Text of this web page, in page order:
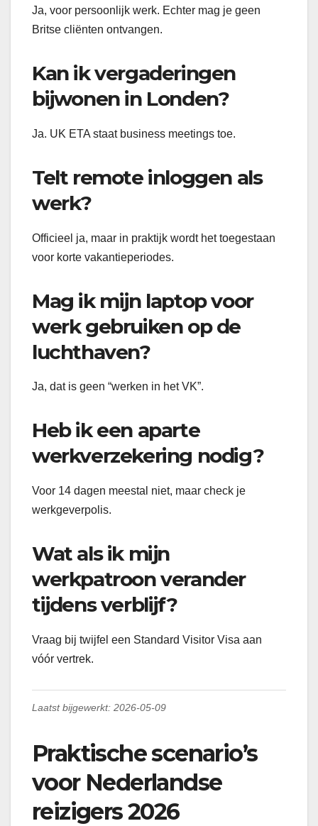
Ja, voor persoonlijk werk. Echter mag je geen
Britse cliënten ontvangen.
Kan ik vergaderingen
bijwonen in Londen?
Ja. UK ETA staat business meetings toe.
Telt remote inloggen als
werk?
Officieel ja, maar in praktijk wordt het toegestaan
voor korte vakantieperiodes.
Mag ik mijn laptop voor
werk gebruiken op de
luchthaven?
Ja, dat is geen “werken in het VK”.
Heb ik een aparte
werkverzekering nodig?
Voor 14 dagen meestal niet, maar check je
werkgeverpolis.
Wat als ik mijn
werkpatroon verander
tijdens verblijf?
Vraag bij twijfel een Standard Visitor Visa aan
vóór vertrek.
Laatst bijgewerkt: 2026-05-09
Praktische scenario’s
voor Nederlandse
reizigers 2026